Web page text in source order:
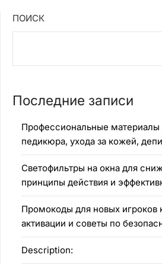
ПОИСК
Последние записи
Профессиональные
педикюра, ухода за кожей,
Светофильтры на окна для
принципы действия и
Промокоды для новых игроков
активации и советы по
Description: